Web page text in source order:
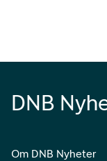
DNB
Om DNB Nyheter